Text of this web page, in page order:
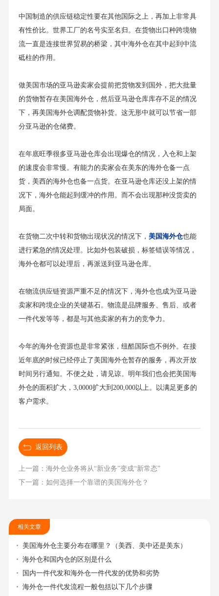
中国制造的供应链稳定性要在其他国际之上，再加上非常具
有性价比。世界工厂的名号实至名归。在货物出口种跨境物
流一直是连接世界贸易的桥梁，其中海外仓在其中起到中流
砥柱的作用。
做美国市场的亚马逊卖家会提前把货物发到国外，把大批量
的货物暂存在美国海外仓，然后亚马逊仓库库存不足的情况
下，再美国海外仓调配货物补货。这无形中就可以节省一部
分亚马逊的仓储费。
在年底旺季很多亚马逊仓库会出现爆仓的情况，入仓和上架
的速度会非常慢。有能力的卖家会在美东的海外仓备一点
货，美西的海外仓也备一点货。在亚马逊仓库还没上架的情
况下，海外仓能起到缓冲的作用。而不会出现那种没货卖的
局面。
在货物二次中转和货物出现状况的情况下， 美国海外仓也能
进行紧急的情况处理。比如外包装破损，标签错误等情况，
海外仓都可以处理后，再派送到亚马逊仓库。
在物流供应链资源严重不足的情况下，海外仓也成为亚马逊
卖家和跨境企业的关键基石。物流是品牌服务、售后、或者
一件代发等等，都是与其他卖家的有力的竞争力。
今年的海外仓资源也是非常紧张，纽酷国际也不例外。在接
近年底的时候已经停止了美国海外仓暂存的服务，再次开放
时间另行通知。不便之处，请见谅。明年我们也会把美国海
外仓的面积扩大，3,0000扩大到200,000以上。以满足更多的
客户需求。
返回列表
上一篇：海外仓业务将从“新业务”变成“新常态”
下一篇：如何选择一个靠谱的美国海外仓？
相关文章
美国海外仓主要分布在哪里？（美西、美中还是美东）
海外仓和国内仓的区别是什么
国内一件代发和海外仓一件代发的优势和劣势
海外仓一件代发流程一般包括以下几个步骤